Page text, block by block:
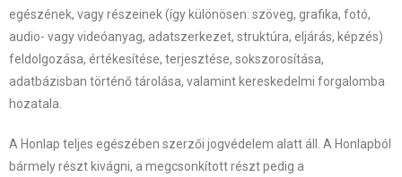
egészének, vagy részeinek (így különösen: szöveg, grafika, fotó,
audio- vagy videóanyag, adatszerkezet, struktúra, eljárás, képzés)
feldolgozása, értékesítése, terjesztése, sokszorosítása,
adatbázisban történő tárolása, valamint kereskedelmi forgalomba
hozatala.
A Honlap teljes egészében szerzői jogvédelem alatt áll. A Honlapból
bármely részt kivágni, a megcsonkított részt pedig a